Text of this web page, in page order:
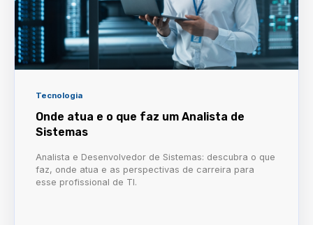
Tecnologia
Onde atua e o que faz um Analista de
Sistemas
Analista e Desenvolvedor de Sistemas: descubra o que
faz, onde atua e as perspectivas de carreira para
esse profissional de TI.